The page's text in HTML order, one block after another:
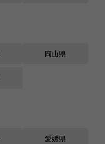
岡山県
愛媛県